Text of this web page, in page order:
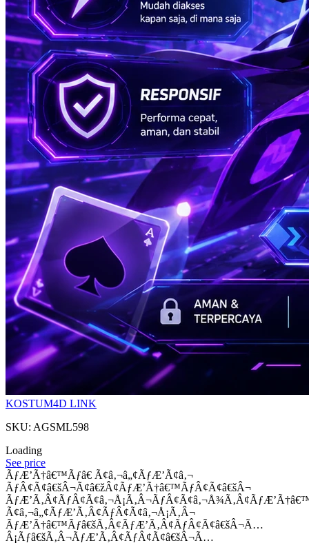
KOSTUM4D LINK
SKU: AGSML598
Loading
See price
ÃƒÆ’Ã†â€™Ãƒâ€ Ã¢â‚¬â„¢ÃƒÆ’Ã¢â‚¬
ÃƒÂ¢Ã¢â€šÂ¬Ã¢â€žÂ¢ÃƒÆ’Ã†â€™ÃƒÂ¢Ã¢â€šÂ¬
Ã¢â‚¬â„¢ÃƒÆ’Ã‚Â¢ÃƒÂ¢Ã¢â‚¬Å¡Ã‚Â¬
ÃƒÆ’Ã†â€™Ãƒâ€šÃ‚Â¢ÃƒÆ’Ã‚Â¢ÃƒÂ¢Ã¢â€šÂ¬Ã…
Â¡Ãƒâ€šÃ‚Â¬ÃƒÆ’Ã‚Â¢ÃƒÂ¢Ã¢â€šÂ¬Ã…